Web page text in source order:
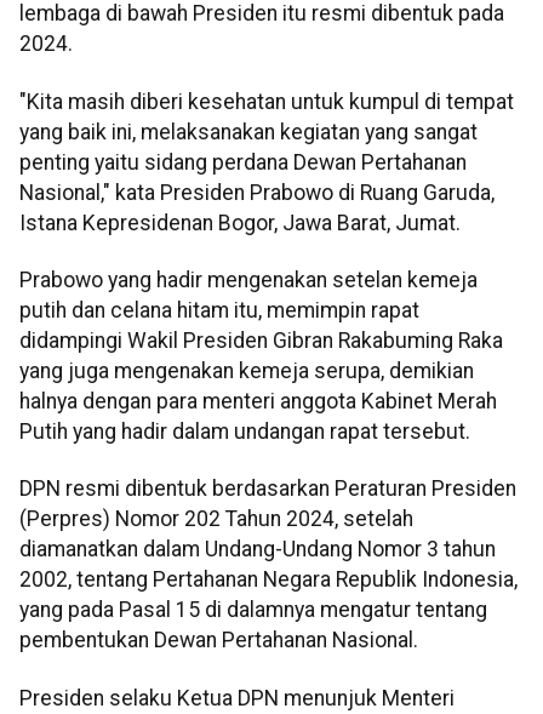
lembaga di bawah Presiden itu resmi dibentuk pada
2024.
"Kita masih diberi kesehatan untuk kumpul di tempat
yang baik ini, melaksanakan kegiatan yang sangat
penting yaitu sidang perdana Dewan Pertahanan
Nasional," kata Presiden Prabowo di Ruang Garuda,
Istana Kepresidenan Bogor, Jawa Barat, Jumat.
Prabowo yang hadir mengenakan setelan kemeja
putih dan celana hitam itu, memimpin rapat
didampingi Wakil Presiden Gibran Rakabuming Raka
yang juga mengenakan kemeja serupa, demikian
halnya dengan para menteri anggota Kabinet Merah
Putih yang hadir dalam undangan rapat tersebut.
DPN resmi dibentuk berdasarkan Peraturan Presiden
(Perpres) Nomor 202 Tahun 2024, setelah
diamanatkan dalam Undang-Undang Nomor 3 tahun
2002, tentang Pertahanan Negara Republik Indonesia,
yang pada Pasal 15 di dalamnya mengatur tentang
pembentukan Dewan Pertahanan Nasional.
Presiden selaku Ketua DPN menunjuk Menteri